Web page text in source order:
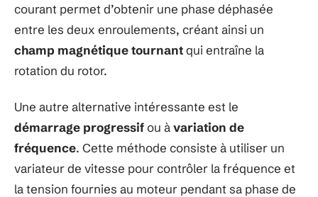
courant permet d’obtenir une phase déphasée
entre les deux enroulements, créant ainsi un
champ magnétique tournantqui entraîne la
rotation du rotor.
Une autre alternative intéressante est le
démarrage progressifou àvariation de
fréquence. Cette méthode consiste à utiliser un
variateur de vitesse pour contrôler la fréquence et
la tension fournies au moteur pendant sa phase de